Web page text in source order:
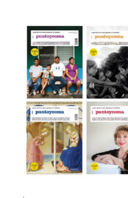
80,00€
hasta
120,00€